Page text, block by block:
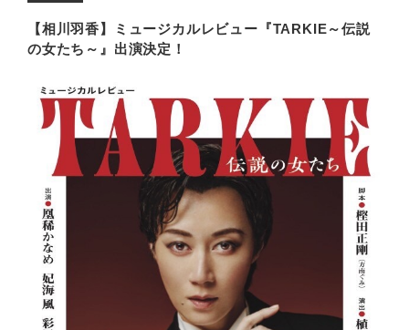
【相川羽香】ミュージカルレビュー『TARKIE～伝説
の女たち～』出演決定！